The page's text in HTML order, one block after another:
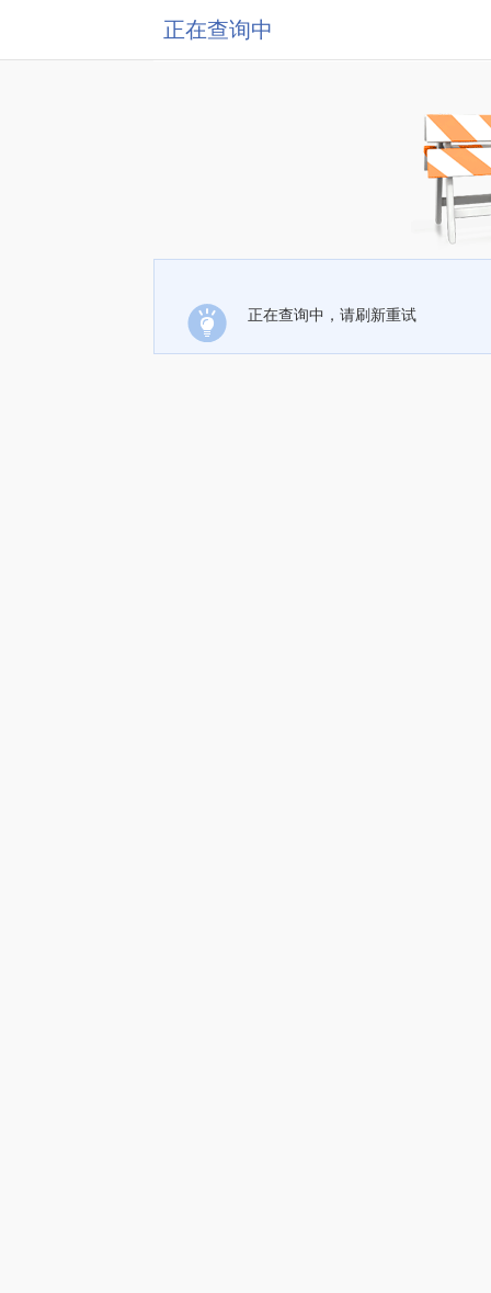
正在查询中
正在查询中，请刷新重试